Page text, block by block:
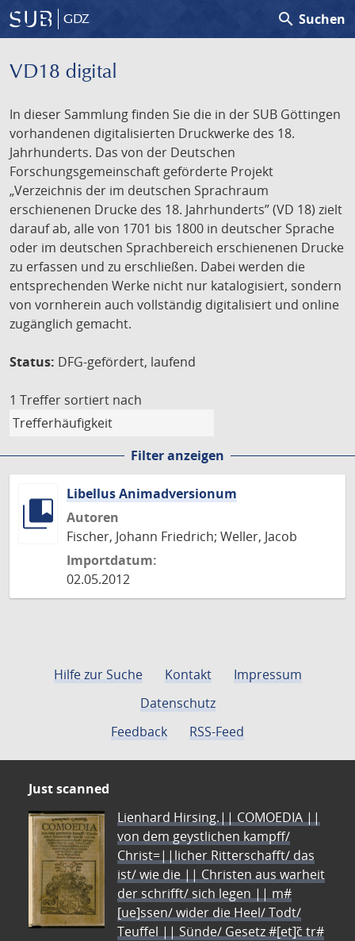
GDZ search Suchen
VD18 digital
In dieser Sammlung finden Sie die in der SUB Göttingen
vorhandenen digitalisierten Druckwerke des 18.
Jahrhunderts. Das von der Deutschen
Forschungsgemeinschaft geförderte Projekt
„Verzeichnis der im deutschen Sprachraum
erschienenen Drucke des 18. Jahrhunderts” (VD 18) zielt
darauf ab, alle von 1701 bis 1800 in deutscher Sprache
oder im deutschen Sprachbereich erschienenen Drucke
zu erfassen und zu erschließen. Dabei werden die
entsprechenden Werke nicht nur katalogisiert, sondern
von vornherein auch vollständig digitalisiert und online
zugänglich gemacht.
Status: DFG-gefördert, laufend
1 Treffer sortiert nach
Filter anzeigen
Libellus Animadversionum
Autoren
Fischer, Johann Friedrich; Weller, Jacob
Importdatum:
02.05.2012
Hilfe zur Suche Kontakt
Impressum
Datenschutz
Feedback
RSS-Feed
Just scanned
Lienhard Hirsing.|| COMOEDIA ||
von dem geystlichen kampff/
Christ=||licher Ritterschafft/ das
ist/ wie die || Christen aus warheit
der schrifft/ sich legen || m#
[ue]ssen/ wider die Heel/ Todt/
Teuffel || Sünde/ Gesetz #[et]c̃ tr#